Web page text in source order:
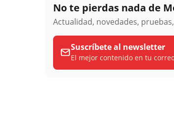
No te pierdas nada de
Actualidad, novedades,
Suscríbete al newsletter
El mejor contenido en tu